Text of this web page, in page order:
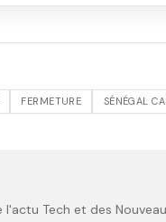
FERMETURE SÉNÉGAL
Tech et des